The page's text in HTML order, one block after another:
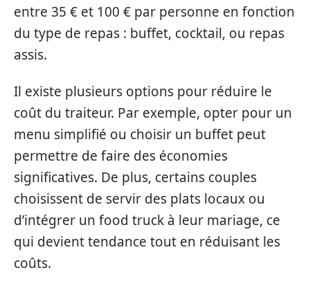
entre 35 € et 100 € par personne en fonction
du type de repas : buffet, cocktail, ou repas
assis.
Il existe plusieurs options pour réduire le
coût du traiteur. Par exemple, opter pour un
menu simplifié ou choisir un buffet peut
permettre de faire des économies
significatives. De plus, certains couples
choisissent de servir des plats locaux ou
d’intégrer un food truck à leur mariage, ce
qui devient tendance tout en réduisant les
coûts.